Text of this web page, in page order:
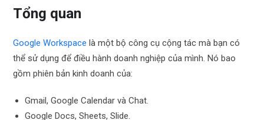
Tổng quan
Google Workspace là một bộ công cụ cộng tác mà bạn có
thể sử dụng để điều hành doanh nghiệp của mình. Nó bao
gồm phiên bản kinh doanh của:
Gmail, Google Calendar và Chat.
Google Docs, Sheets, Slide.